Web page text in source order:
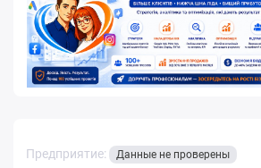
Предприятие: Данные не проверены